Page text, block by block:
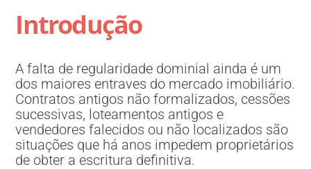
Introdução
A falta de regularidade dominial ainda é um
dos maiores entraves do mercado imobiliário.
Contratos antigos não formalizados, cessões
sucessivas, loteamentos antigos e
vendedores falecidos ou não localizados são
situações que há anos impedem proprietários
de obter a escritura definitiva.